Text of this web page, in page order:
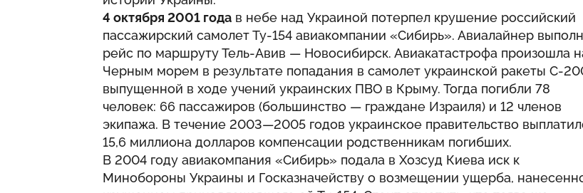
4 октября 2001 года в небе над Украиной потерпел крушение российский
пассажирский самолет Ту-154 авиакомпании «Сибирь». Авиалайнер
рейс по маршруту Тель-Авив — Новосибирск. Авиакатастрофа произошла
Черным морем в результате попадания в самолет украинской ракеты С-
выпущенной в ходе учений украинских ПВО в Крыму. Тогда погибли 78
человек: 66 пассажиров (большинство — граждане Израиля) и 12 членов
экипажа. В течение 2003—2005 годов украинское правительство
15,6 миллиона долларов компенсации родственникам погибших.
В 2004 году авиакомпания «Сибирь» подала в Хозсуд Киева иск к
Минобороны Украины и Госказначейству о возмещении ущерба,